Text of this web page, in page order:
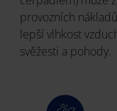
provozních
lepší vlhkost
svěžesti a pohody.